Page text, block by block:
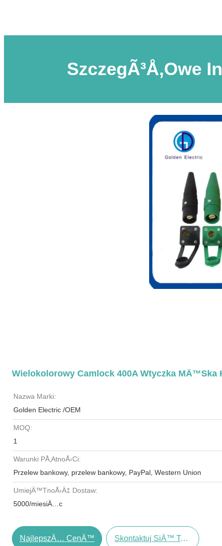
SzczegÃ³Å‚owe
Wielokolorowy Camlock 400A Wtyczka MÄ™ska
Nazwa Marki:
Golden Electric /OEM
MOQ:
1
Warunki PÅ‚atnoÅ›ci:
Przelew bankowy, przelew bankowy, PayPal, Western Union
UmiejÄ™tnoÅ›Ä‡ Dostaw:
5000/miesiÄ…c
NajlepszÄ… CenÄ™ Skontaktuj SiÄ™ Teraz